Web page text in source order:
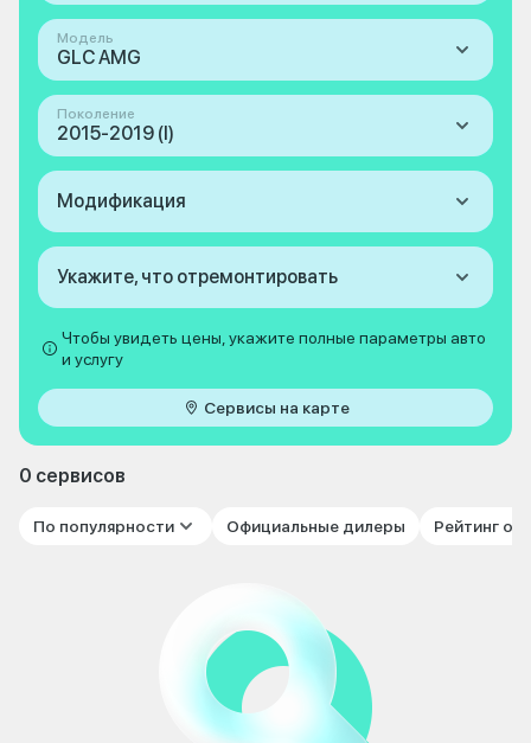
Модель
GLC AMG
Поколение
2015-2019 (I)
Модификация
Укажите, что отремонтировать
Чтобы увидеть цены, укажите полные параметры авто
и услугу
Сервисы на карте
0 сервисов
По популярности Официальные дилеры Рейтинг